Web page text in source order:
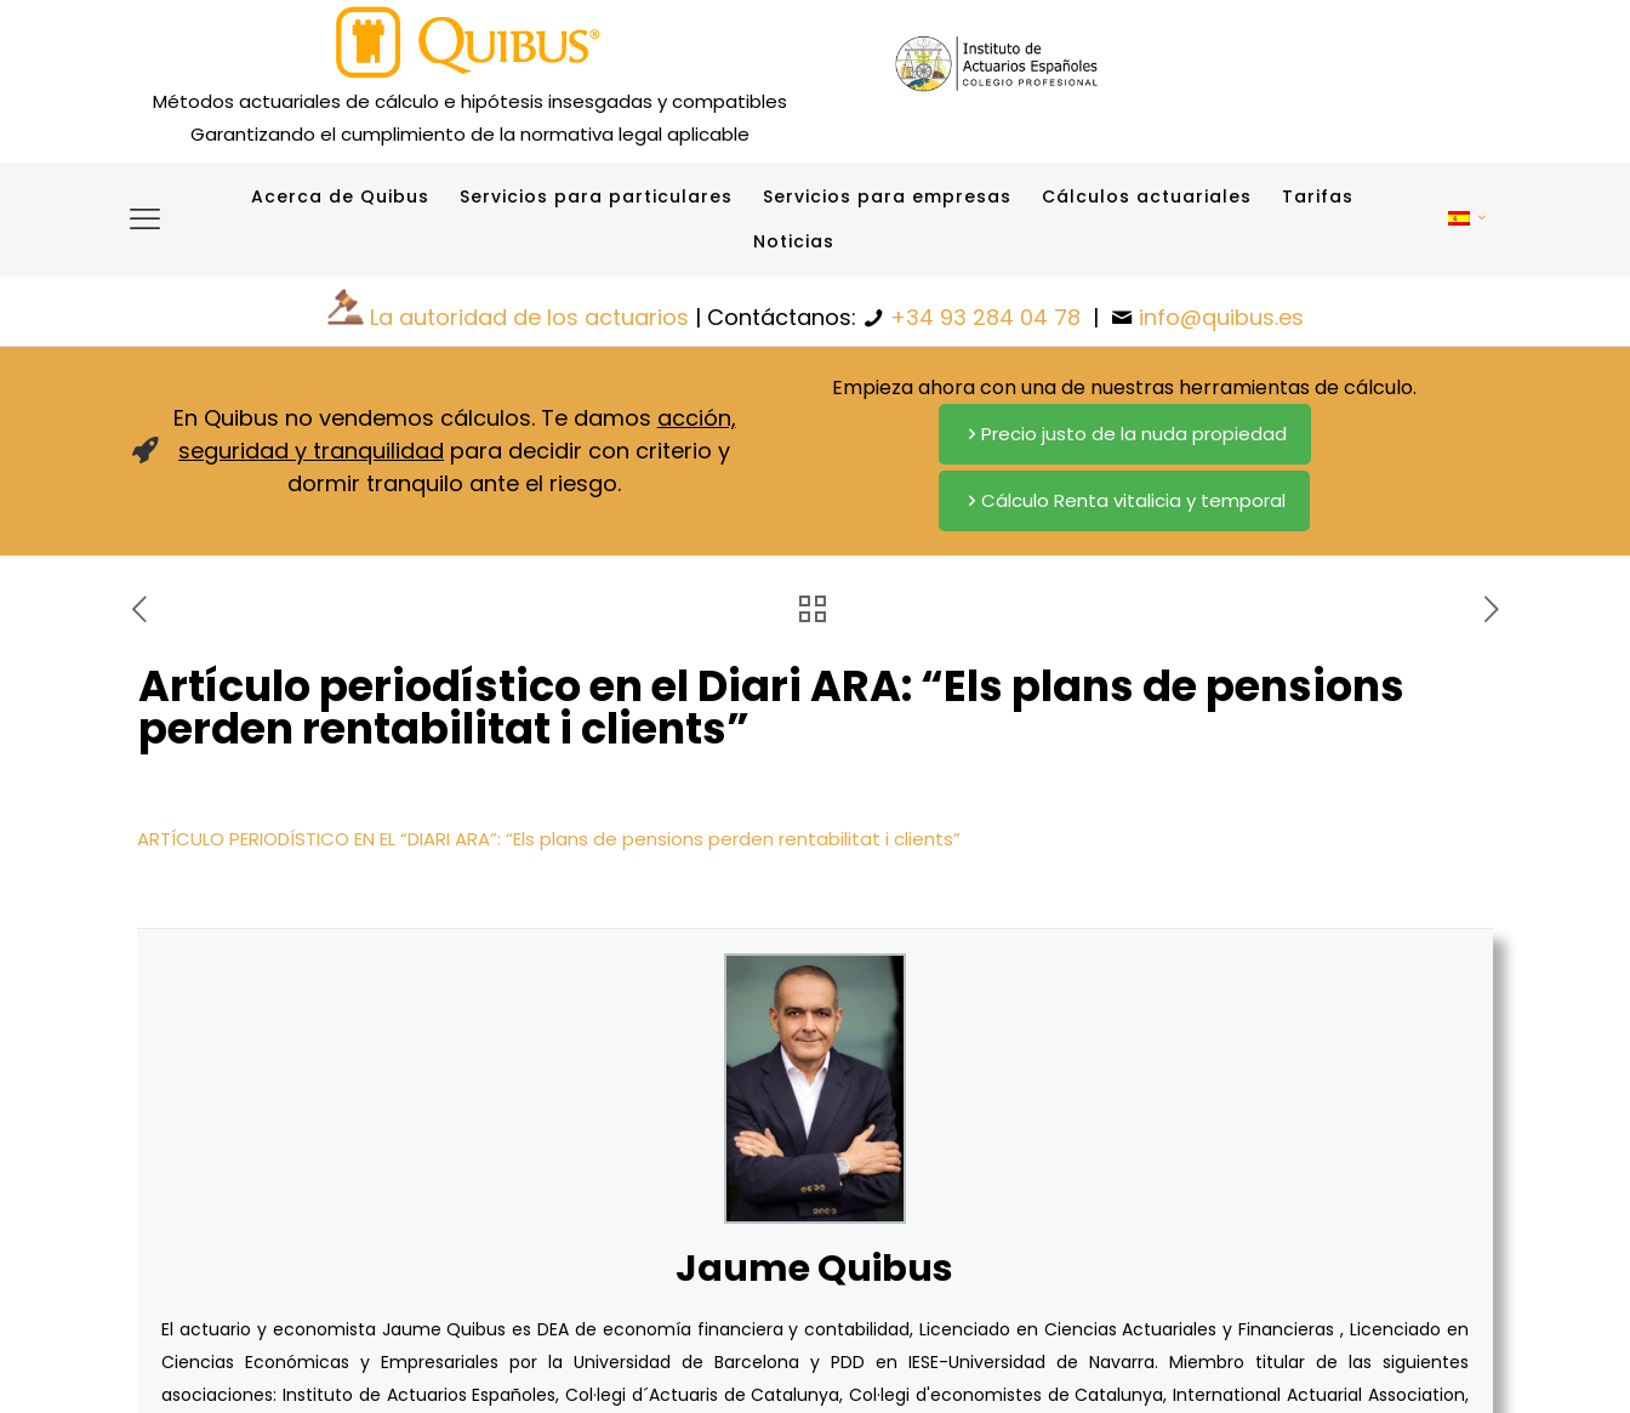
Métodos actuariales de cálculo e hipótesis insesgadas y compatibles
Garantizando el cumplimiento de la normativa legal aplicable
Acerca de Quibus Servicios para particulares Servicios para empresas Cálculos actuariales
Tarifas
Noticias
La autoridad de los actuarios | Contáctanos: +34 93 284 04 78 | info@quibus.es
En Quibus no vendemos cálculos. Te damos acción,
seguridad y tranquilidad para decidir con criterio y
dormir tranquilo ante el riesgo.
Empieza ahora con una de nuestras herramientas de cálculo.
Precio justo de la nuda propiedad
Cálculo Renta vitalicia y temporal
Artículo periodístico en el Diari ARA: “Els plans de pensions
perden rentabilitat i clients”
ARTÍCULO PERIODÍSTICO EN EL “DIARI ARA”: “Els plans de pensions perden rentabilitat i clients”
Jaume Quibus
El actuario y economista Jaume Quibus es DEA de economía financiera y contabilidad, Licenciado en Ciencias Actuariales y Financieras , Licenciado en
Ciencias Económicas y Empresariales por la Universidad de Barcelona y PDD en IESE-Universidad de Navarra. Miembro titular de las siguientes
asociaciones: Instituto de Actuarios Españoles, Col·legi d´Actuaris de Catalunya, Col·legi d'economistes de Catalunya, International Actuarial Association,